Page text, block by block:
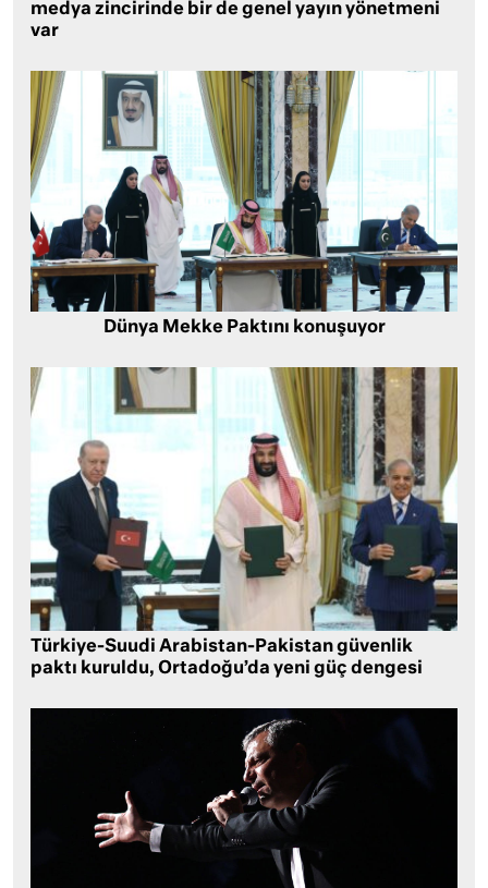
medya zincirinde bir de genel yayın yönetmeni
var
Dünya Mekke Paktını konuşuyor
Türkiye-Suudi Arabistan-Pakistan güvenlik
paktı kuruldu, Ortadoğu’da yeni güç dengesi